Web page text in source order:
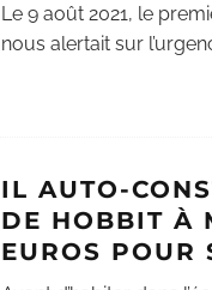
Le 9 août 2021, le
nous alertait sur
IL AUTO-
DE HOBBIT À
EUROS POUR